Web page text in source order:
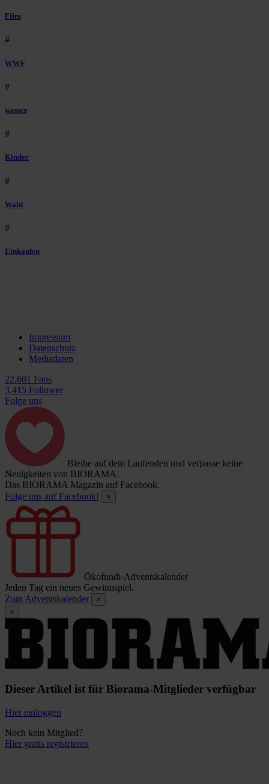
Film
#
WWF
#
wasser
#
Kinder
#
Wald
#
Einkaufen
Impressum
Datenschutz
Mediadaten
22.601 Fans
3.415 Follower
Folge uns
Bleibe auf dem Laufenden und verpasse keine
Neuigkeiten von BIORAMA.
Das BIORAMA Magazin auf Facebook.
Folge uns auf Facebook!
×
Ökofundi-Adventskalender
Jeden Tag ein neues Gewinnspiel.
Zum Adventskalender
×
×
Dieser Artikel ist für Biorama-Mitglieder verfügbar
Hier einloggen
Noch kein Mitglied?
Hier gratis registrieren